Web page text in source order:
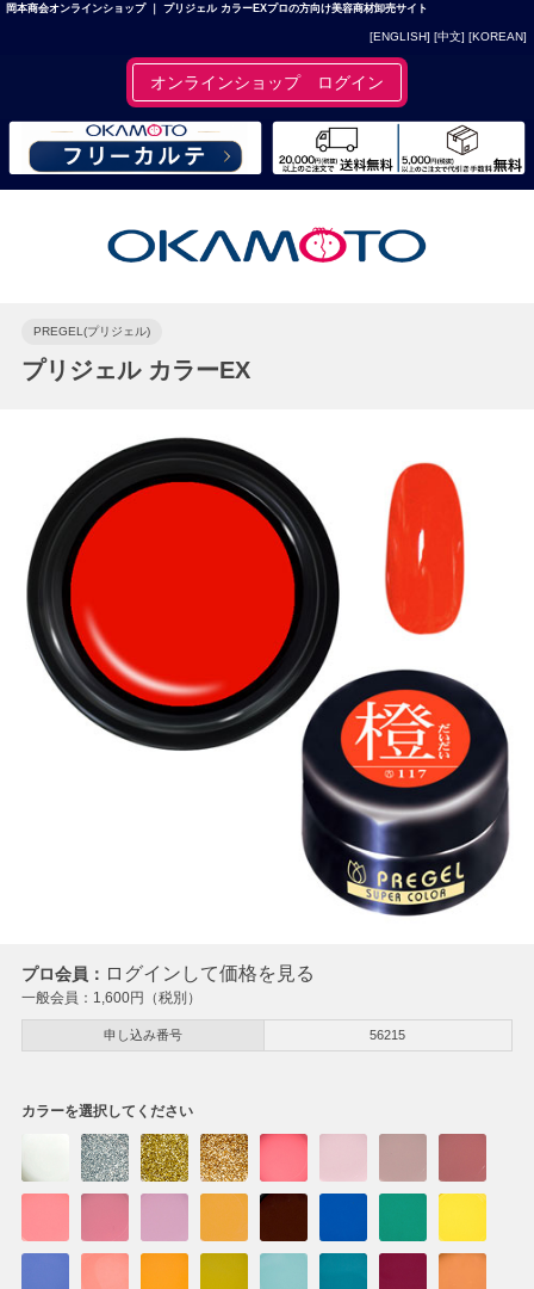
岡本商会オンラインショップ ｜ プリジェル カラーEXプロの方向け美容商材卸売サイト
[ENGLISH] [中文] [KOREAN]
オンラインショップ ログイン
PREGEL(プリジェル)
プリジェル カラーEX
プロ会員： ログインして価格を見る
一般会員： 1,600円（税別）
申し込み番号 56215
カラーを選択してください